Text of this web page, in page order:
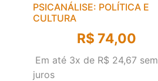
PSICANÁLISE: POLÍTICA E
CULTURA
R$ 74,00
Em até 3x de R$ 24,67 sem
juros